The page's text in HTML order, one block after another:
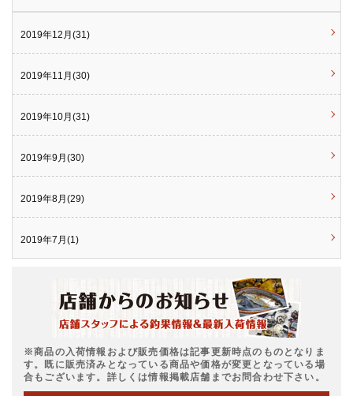
2019年12月(31)
2019年11月(30)
2019年10月(31)
2019年9月(30)
2019年8月(29)
2019年7月(1)
※商品の入荷情報および販売価格は記事更新時点のものとなりま
す。既に販売済みとなっている商品や価格が変更となっている場
合もございます。詳しくは情報掲載店舗までお問合わせ下さい。